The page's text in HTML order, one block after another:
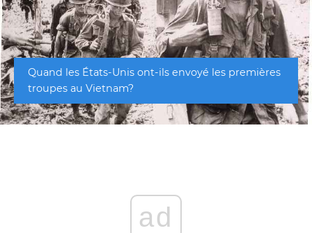
Quand les États-Unis ont-ils envoyé les premières
troupes au Vietnam?
ad